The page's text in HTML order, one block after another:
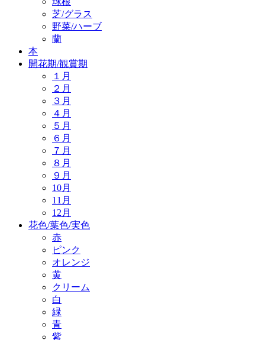
芝/グラス
野菜/ハーブ
蘭
本
開花期/観賞期
１月
２月
３月
４月
５月
６月
７月
８月
９月
10月
11月
12月
花色/葉色/実色
赤
ピンク
オレンジ
黄
クリーム
白
緑
青
紫